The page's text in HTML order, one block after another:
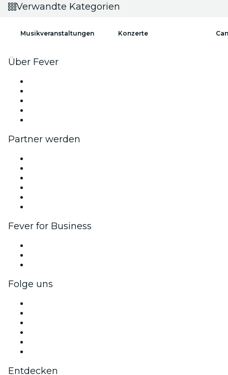
Verwandte Kategorien
Musikveranstaltungen Konzerte
Über Fever
Partner werden
Fever for Business
Folge uns
Entdecken